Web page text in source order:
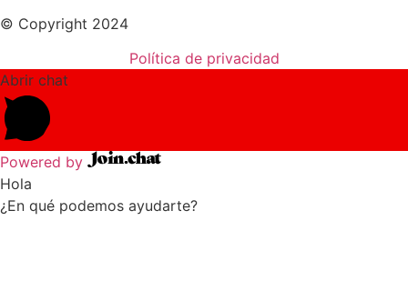
© Copyright 2024
Política de privacidad
Abrir chat
Powered by
Hola
¿En qué podemos ayudarte?